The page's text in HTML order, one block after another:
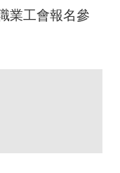
業工會報名參